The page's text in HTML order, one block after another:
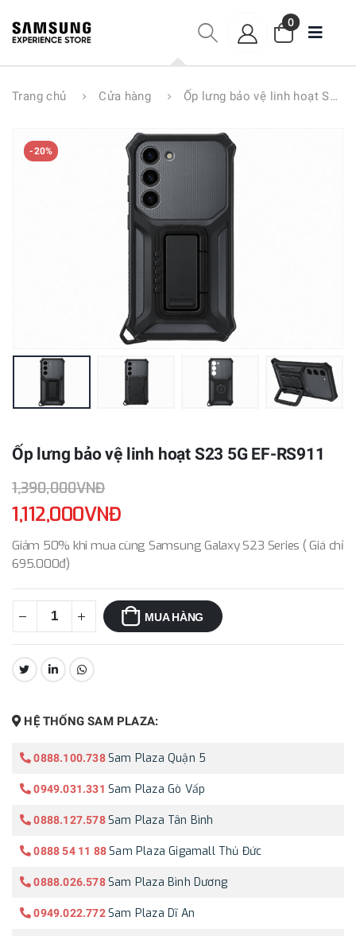
0
Trang chủ Cửa hàng Ốp lưng bảo vệ linh hoạt S23 5G EF-RS911
-20%
Ốp lưng bảo vệ linh hoạt S23 5G EF-RS911
1,390,000VNĐ
1,112,000VNĐ
Giảm 50% khi mua cùng Samsung Galaxy S23 Series ( Giá chỉ
695.000đ)
MUA HÀNG
CHIA SẺ:
HỆ THỐNG SAM PLAZA:
0888.100.738 Sam Plaza Quận 5
0949.031.331 Sam Plaza Gò Vấp
0888.127.578 Sam Plaza Tân Bình
0888 54 11 88 Sam Plaza Gigamall Thủ Đức
0888.026.578 Sam Plaza Bình Dương
0949.022.772 Sam Plaza Dĩ An